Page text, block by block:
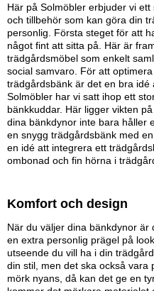
Här på Solmöbler erbjuder vi
och tillbehör som kan göra din
personlig. Första steget för att
något fint att sitta på. Här är
trädgårdsmöbel som enkelt
social samvaro. För att
trädgårdsbänk är det en bra idé
Solmöbler har vi satt ihop ett
bänkkuddar. Här ligger vikten
dina bänkdynor inte bara håller
en snygg trädgårdsbänk med
en idé att integrera ett
ombonad och fin hörna i
Komfort och design
När du väljer dina bänkdynor
en extra personlig prägel på
utseende du vill ha i din
din stil, men det ska också vara
mörk nyans, då kan det ge en